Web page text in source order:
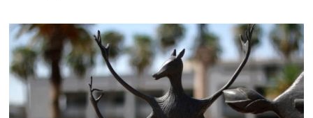
una
retrospectiva
de
Leonora
Carrington